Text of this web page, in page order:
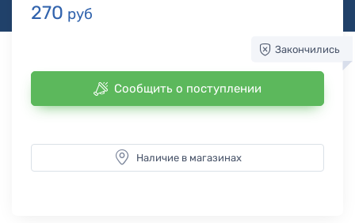
270 руб
Закончились
Сообщить о поступлении
Наличие в магазинах